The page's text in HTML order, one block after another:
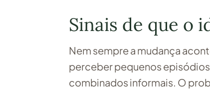
Sinais de que o
Nem sempre a mudança
perceber pequenos
combinados informais. O